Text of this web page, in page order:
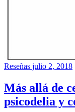
Reseñas julio 2, 2018
Más allá de
psicodelia y